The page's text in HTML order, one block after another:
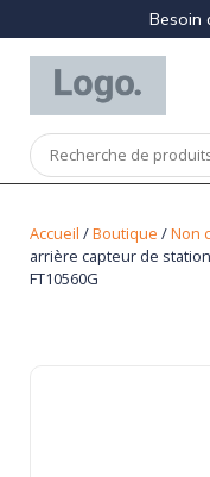
Besoin
Accueil /Boutique /Non
arrière capteur de
FT10560G